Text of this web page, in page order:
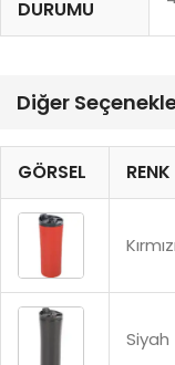
DURUMU
Diğer
GÖRSEL RENK
Kırmızı
Siyah